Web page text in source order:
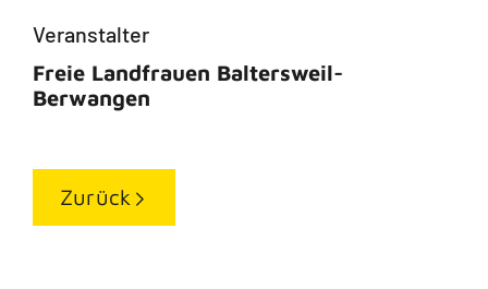
Veranstalter
Freie Landfrauen Baltersweil-
Berwangen
Zurück